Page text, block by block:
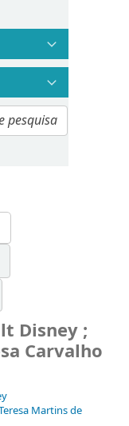
Disney ;
Carvalho
Martins de